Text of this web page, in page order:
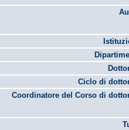
Ciclo di
Coordinatore del Corso di